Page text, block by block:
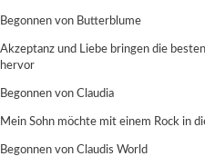
Begonnen von Butterblume
Akzeptanz und Liebe bringen die
hervor
Begonnen von Claudia
Mein Sohn möchte mit einem Rock in
Begonnen von Claudis World